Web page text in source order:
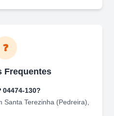
❓
Frequentes
04474-130?
Santa Terezinha (Pedreira)